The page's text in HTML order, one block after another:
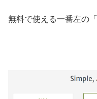
無料で使える一番左の「